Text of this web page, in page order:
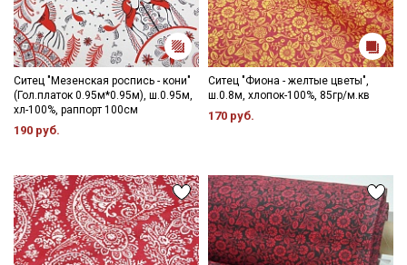
Ситец "Мезенская роспись - кони"
(Гол.платок 0.95м*0.95м), ш.0.95м,
хл-100%, раппорт 100см
190 руб.
Ситец "Фиона - желтые цветы",
ш.0.8м, хлопок-100%, 85гр/м.кв
170 руб.
ДаюСогласие на получение рекламных и
информационных рассылок